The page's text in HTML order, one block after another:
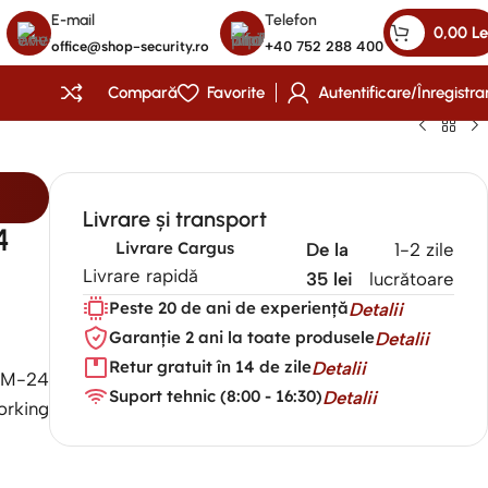
E-mail
office@shop-security.ro
Telefon
+40 752 288 400
0,00
Compară Favorite Autentificare/
24
Livrare și transport
Livrare Cargus
Livrare rapidă
De la
35 lei
1-2 zile
lucrătoare
Peste 20 de ani de experiențăDetalii
Garanție 2 ani la toate produseleDetalii
Retur gratuit în 14 de zileDetalii
Suport tehnic (8:00 - 16:30)Detalii